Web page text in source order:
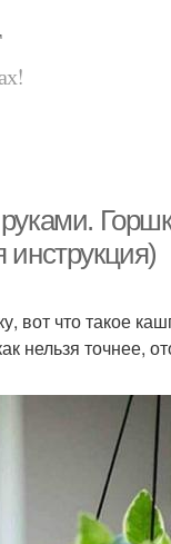
что такое
нельзя точнее,